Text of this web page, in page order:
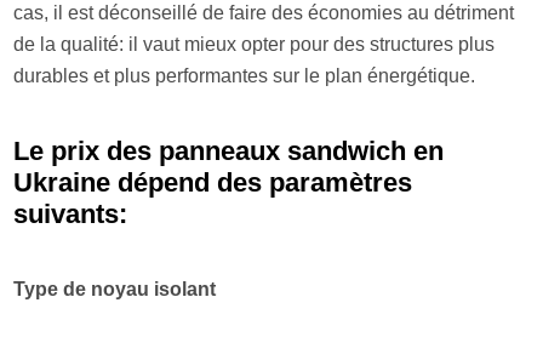
cas, il est déconseillé de faire des économies au détriment
de la qualité: il vaut mieux opter pour des structures plus
durables et plus performantes sur le plan énergétique.
Le prix des panneaux sandwich en
Ukraine dépend des paramètres
suivants:
Type de noyau isolant